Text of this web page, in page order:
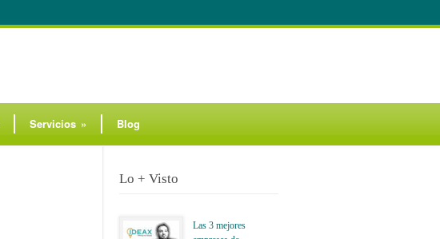
Servicios » Blog
Lo + Visto
Las 3 mejores